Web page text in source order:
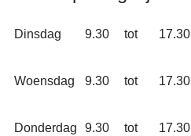
Dinsdag 9.30 tot 17.30
Woensdag 9.30 tot 17.30
Donderdag 9.30 tot 17.30